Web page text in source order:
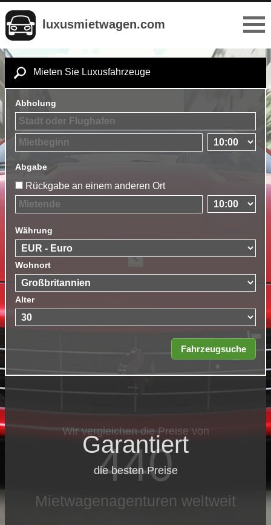
luxusmietwagen.com
Mieten Sie Luxusfahrzeuge
Abholung
Abgabe
Rückgabe an einem anderen Ort
Währung
Wohnort
Alter
Garantiert
die besten Preise